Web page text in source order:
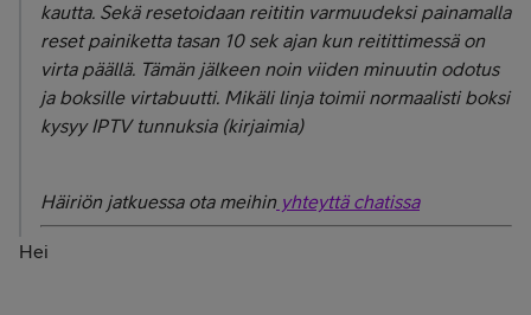
kautta. Sekä resetoidaan reititin varmuudeksi painamalla
reset painiketta tasan 10 sek ajan kun reitittimessä on
virta päällä. Tämän jälkeen noin viiden minuutin odotus
ja boksille virtabuutti. Mikäli linja toimii normaalisti boksi
kysyy IPTV tunnuksia (kirjaimia)
Häiriön jatkuessa ota meihinyhteyttä chatissa
Hei